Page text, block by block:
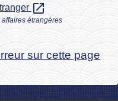
open_in_new
étrangères
sur cette page